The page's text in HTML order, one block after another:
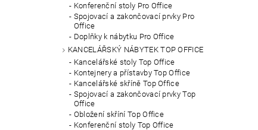
Konferenční stoly Pro Office
Spojovací a zakončovací prvky Pro
Office
Doplňky k nábytku Pro Office
KANCELÁŘSKÝ NÁBYTEK TOP OFFICE
Kancelářské stoly Top Office
Kontejnery a přístavby Top Office
Kancelářské skříně Top Office
Spojovací a zakončovací prvky Top
Office
Obložení skříní Top Office
Konferenční stoly Top Office